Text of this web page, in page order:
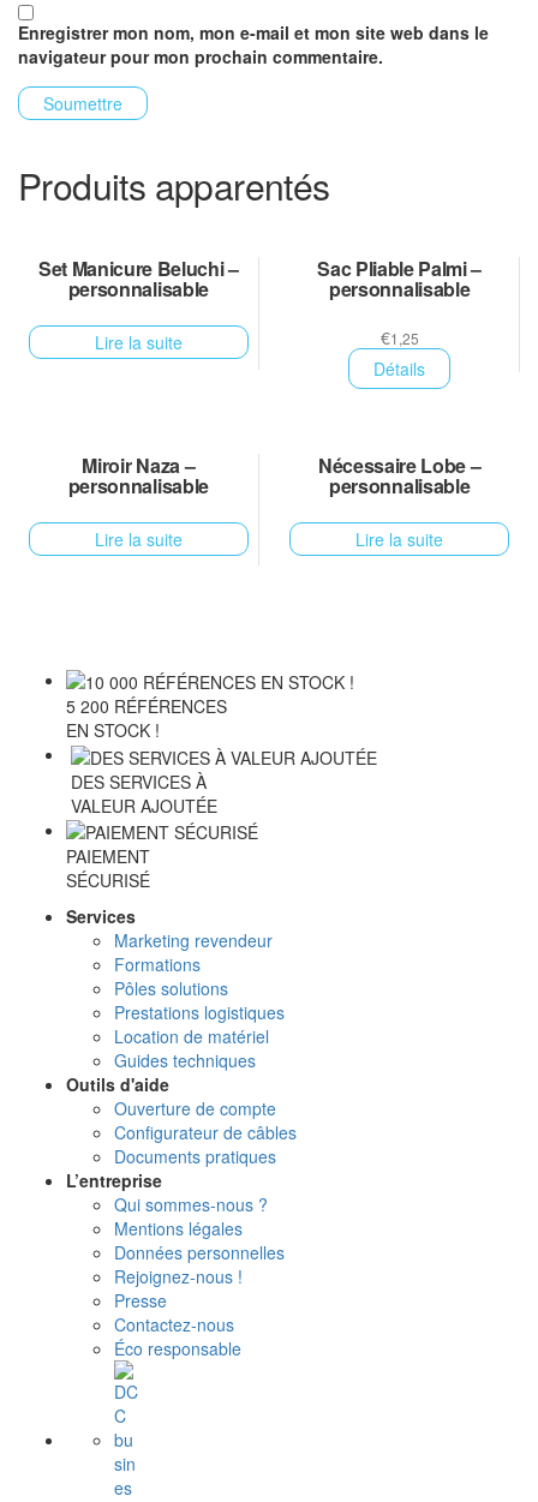
Enregistrer mon nom, mon e-mail et mon site web dans le
navigateur pour mon prochain commentaire.
Produits apparentés
Set Manicure Beluchi –
personnalisable
Lire la suite
Sac Pliable Palmi –
personnalisable
€1,25
Détails
Miroir Naza –
personnalisable
Lire la suite
Nécessaire Lobe –
personnalisable
Lire la suite
5 200 RÉFÉRENCES
EN STOCK !
DES SERVICES À
VALEUR AJOUTÉE
PAIEMENT
SÉCURISÉ
Services
Marketing revendeur
Formations
Pôles solutions
Prestations logistiques
Location de matériel
Guides techniques
Outils d'aide
Ouverture de compte
Configurateur de câbles
Documents pratiques
L’entreprise
Qui sommes-nous ?
Mentions légales
Données personnelles
Rejoignez-nous !
Presse
Contactez-nous
Éco responsable